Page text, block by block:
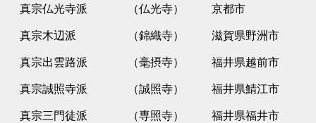
真宗仏光寺派
（仏光寺）
京都市
真宗木辺派
（錦織寺）
滋賀県野洲市
真宗出雲路派
（毫摂寺）
福井県越前市
真宗誠照寺派
（誠照寺）
福井県鯖江市
真宗三門徒派
（専照寺）
福井県福井市